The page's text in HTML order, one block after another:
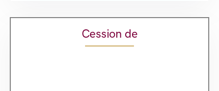
Cession de